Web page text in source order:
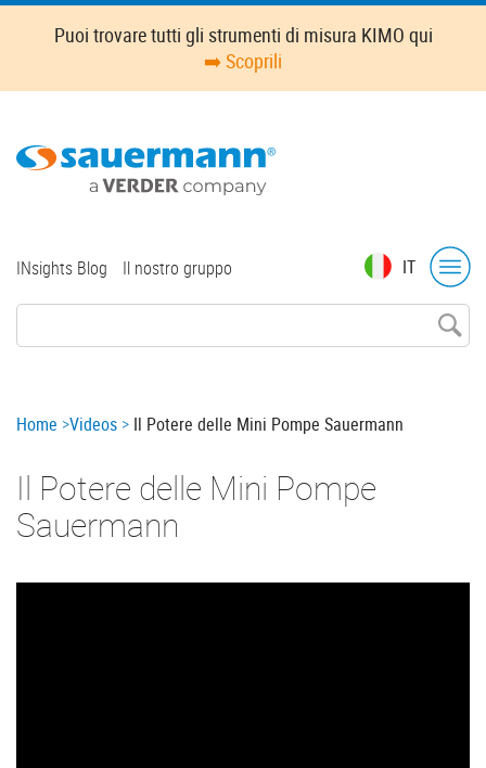
Skip
content
Puoi trovare tutti gli strumenti di misura KIMO qui
➡️ Scoprili
IT
Top
INsights Blog Il nostro gruppo
Breadcrumb
Home Videos Il Potere delle Mini Pompe Sauermann
Il Potere delle Mini Pompe
Sauermann